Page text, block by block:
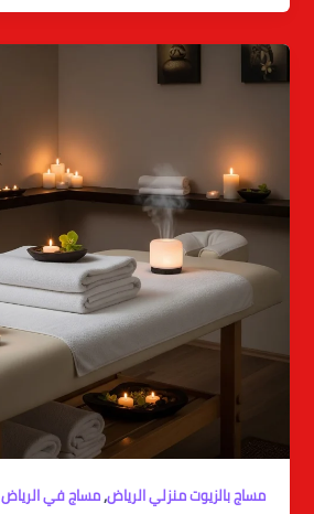
مساج بالزيوت منزلي الرياض,مساج في الرياض